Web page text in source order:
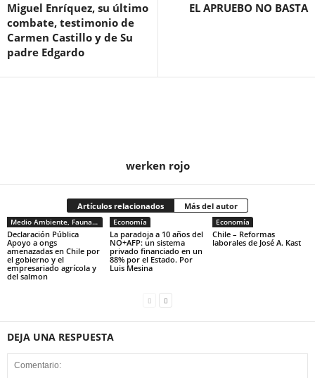
Miguel Enríquez, su último
combate, testimonio de
Carmen Castillo y de Su
padre Edgardo
EL APRUEBO NO BASTA
werken rojo
Artículos relacionados Más del autor
Medio Ambiente, Fauna y Sociedad
Declaración Pública
Apoyo a ongs
amenazadas en Chile por
el gobierno y el
empresariado agrícola y
del salmon
Economía
La paradoja a 10 años del
NO+AFP: un sistema
privado financiado en un
88% por el Estado. Por
Luis Mesina
Economía
Chile – Reformas
laborales de José A. Kast
DEJA UNA RESPUESTA